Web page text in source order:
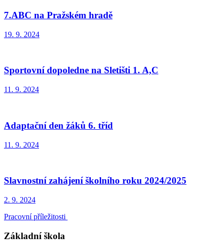
7.ABC na Pražském hradě
19. 9. 2024
Sportovní dopoledne na Sletišti 1. A,C
11. 9. 2024
Adaptační den žáků 6. tříd
11. 9. 2024
Slavnostní zahájení školního roku 2024/2025
2. 9. 2024
Pracovní příležitosti
Základní škola